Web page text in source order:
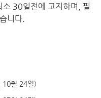
소 30일전에 고지하며, 필
니다.
10월 24일)